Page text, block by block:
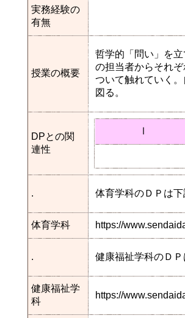
実務経験の
有無
授業の概要
哲学的「問い」を
の担当者からそれ
ついて触れていく
図る。
DPとの関
連性
Ⅰ
. 体育学科のＤＰは
体育学科 https://
. 健康福祉学科のＤ
健康福祉学
科
https://